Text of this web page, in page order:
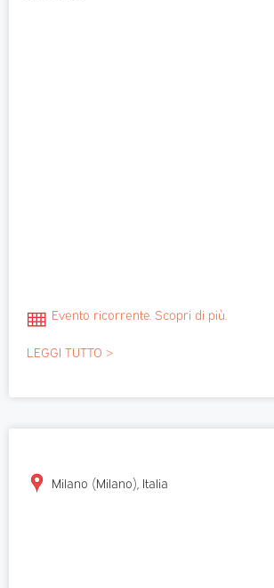
Evento ricorrente. Scopri di più.
LEGGI TUTTO >
Milano (Milano), Italia